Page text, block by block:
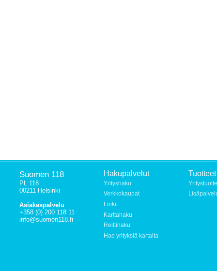
Suomen 118
PL 118
00211 Helsinki
Asiakaspalvelu
+358 (0) 200 118 11
info@suomen118.fi
Hakupalvelut
Yrityshaku
Verkkokaupat
Linkit
Karttahaku
Reittihaku
Hae yrityksiä kartalta